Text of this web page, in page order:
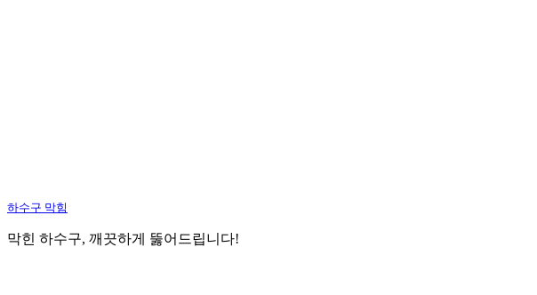
하수구 막힘
막힌 하수구, 깨끗하게 뚫어드립니다!